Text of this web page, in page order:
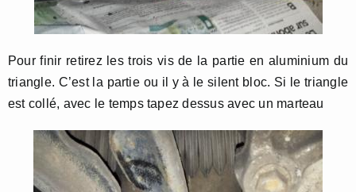
Pour finir retirez les trois vis de la partie en aluminium du
triangle. C’est la partie ou il y à le silent bloc. Si le triangle
est collé, avec le temps tapez dessus avec un marteau